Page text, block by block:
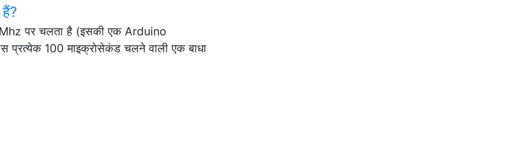
पर चलता है (इसकी एक Arduino
प्रत्येक 100 माइक्रोसेकंड चलने वाली एक बाधा